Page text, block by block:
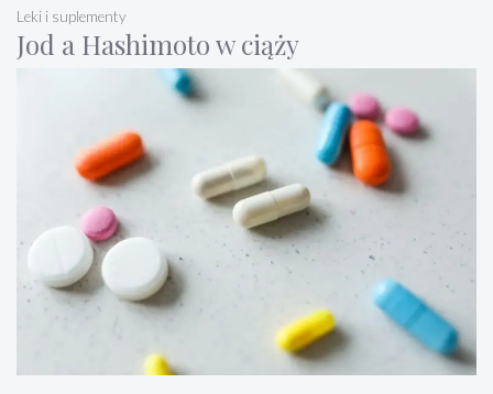
Jod a Hashimoto w ciąży
Leki i suplementy